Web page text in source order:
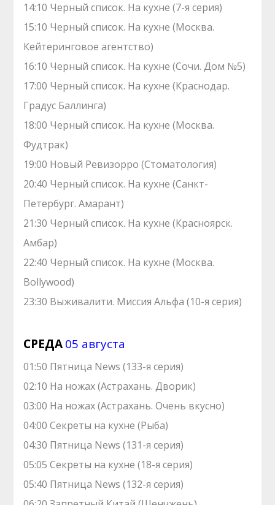
14:10 Черный список. На кухне (7-я серия)
15:10 Черный список. На кухне (Москва.
Кейтеринговое агентство)
16:10 Черный список. На кухне (Сочи. Дом №5)
17:00 Черный список. На кухне (Краснодар.
Градус Баллинга)
18:00 Черный список. На кухне (Москва.
Фудтрак)
19:00 Новый Ревизорро (Стоматология)
20:40 Черный список. На кухне (Санкт-
Петербург. Амарант)
21:30 Черный список. На кухне (Красноярск.
Амбар)
22:40 Черный список. На кухне (Москва.
Bollywood)
23:30 Выживалити. Миссия Альфа (10-я серия)
СРЕДА05 августа
01:50 Пятница News (133-я серия)
02:10 На ножах (Астрахань. Дворик)
03:00 На ножах (Астрахань. Очень вкусно)
04:00 Секреты на кухне (Рыба)
04:30 Пятница News (131-я серия)
05:05 Секреты на кухне (18-я серия)
05:40 Пятница News (132-я серия)